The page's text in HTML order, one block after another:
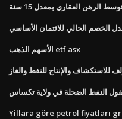
​​الرهن العقاري بمعدل 15 سنة
الخصم الحالي للائتمان الأساسي
الأسهم الذهب etf asx
للاستكشاف والإنتاج للنفط والغاز
النفط الضحلة في ولاية تكساس
Yillara göre petrol fiyatları